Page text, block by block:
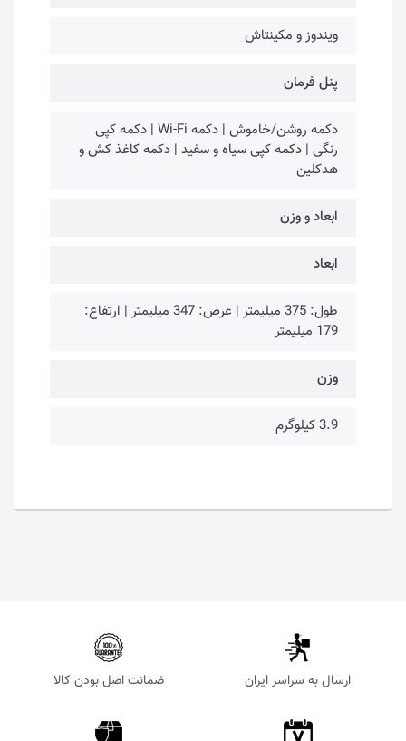
ویندوز و مکینتاش
پنل فرمان
دکمه روشن/خاموش | دکمه Wi-Fi | دکمه کپی
رنگی | دکمه کپی سیاه و سفید | دکمه کاغذ کش و
هدکلین
ابعاد و وزن
ابعاد
طول: 375 میلیمتر | عرض: 347 میلیمتر | ارتفاع:
179 میلیمتر
وزن
3.9 کیلوگرم
ارسال به سراسر ایران ضمانت اصل بودن کالا